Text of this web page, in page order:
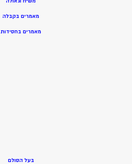
מאמרים בקבלה
מאמרים בחסידות
בעל הסולם